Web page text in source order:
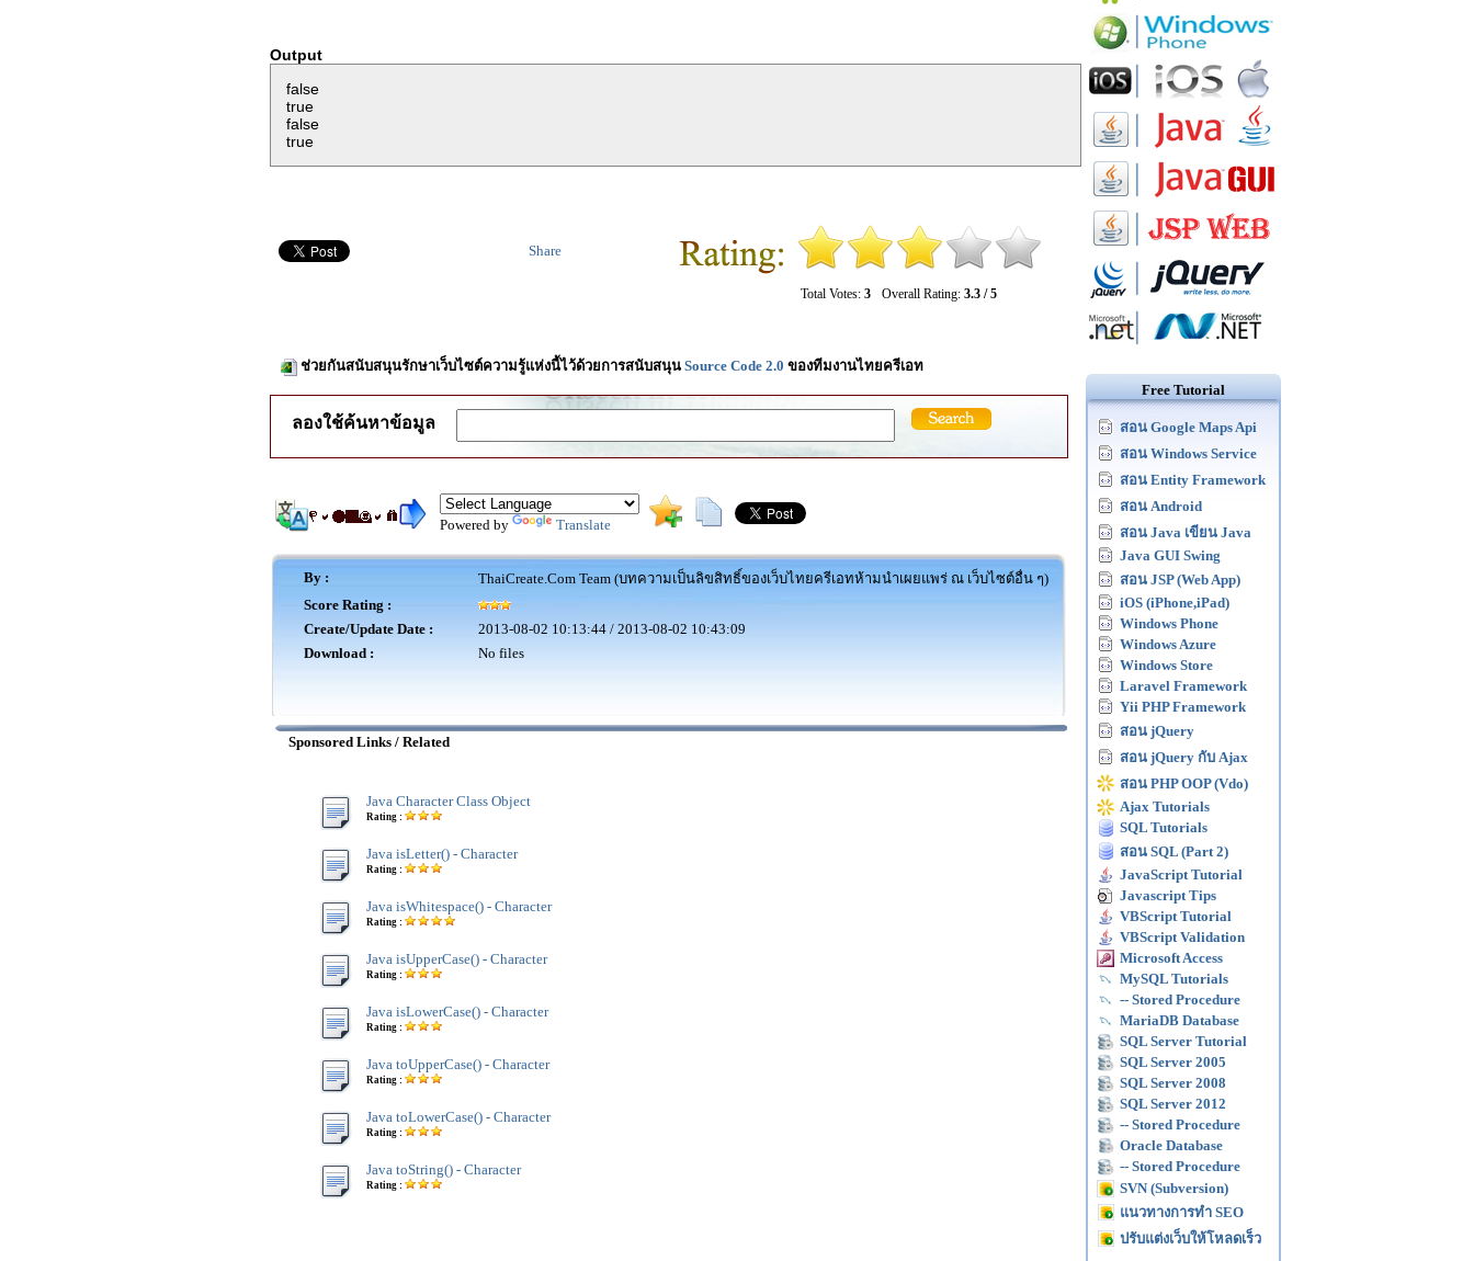
Output
false
true
false
true
Total Votes: 3 Overall Rating: 3.3 / 5
Share
ช่วยกันสนับสนุนรักษาเว็บไซต์ความรู้แห่งนี้ไว้ด้วยการสนับสนุน Source Code 2.0 ของทีมงานไทยครีเอท
ลองใช้ค้นหาข้อมูล
Powered by Translate
By :
ThaiCreate.Com Team (บทความเป็นลิขสิทธิ์ของเว็บไทยครีเอทห้ามนำเผยแพร่ ณ เว็บไซต์อื่น ๆ)
Score Rating :
Create/Update Date :
2013-08-02 10:13:44 / 2013-08-02 10:43:09
Download :
No files
Sponsored Links / Related
Java Character Class Object
Rating :
Java isLetter() - Character
Rating :
Java isWhitespace() - Character
Rating :
Java isUpperCase() - Character
Rating :
Java isLowerCase() - Character
Rating :
Java toUpperCase() - Character
Rating :
Java toLowerCase() - Character
Rating :
Java toString() - Character
Rating :
Free Tutorial
สอน Google Maps Api
สอน Windows Service
สอน Entity Framework
สอน Android
สอน Java เขียน Java
Java GUI Swing
สอน JSP (Web App)
iOS (iPhone,iPad)
Windows Phone
Windows Azure
Windows Store
Laravel Framework
Yii PHP Framework
สอน jQuery
สอน jQuery กับ Ajax
สอน PHP OOP (Vdo)
Ajax Tutorials
SQL Tutorials
สอน SQL (Part 2)
JavaScript Tutorial
Javascript Tips
VBScript Tutorial
VBScript Validation
Microsoft Access
MySQL Tutorials
-- Stored Procedure
MariaDB Database
SQL Server Tutorial
SQL Server 2005
SQL Server 2008
SQL Server 2012
-- Stored Procedure
Oracle Database
-- Stored Procedure
SVN (Subversion)
แนวทางการทำ SEO
ปรับแต่งเว็บให้โหลดเร็ว